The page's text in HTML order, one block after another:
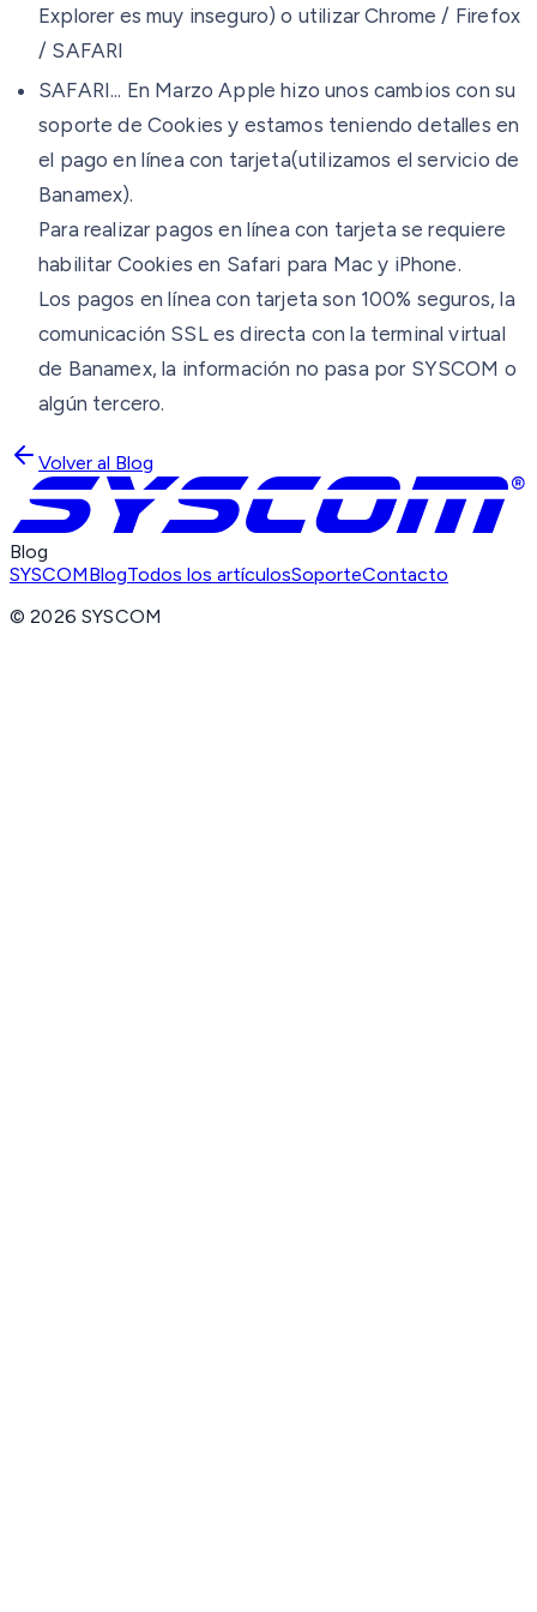
Explorer es muy inseguro) o utilizar Chrome / Firefox
/ SAFARI
SAFARI... En Marzo Apple hizo unos cambios con su
soporte de Cookies y estamos teniendo detalles en
el pago en línea con tarjeta(utilizamos el servicio de
Banamex).
Para realizar pagos en línea con tarjeta se requiere
habilitar Cookies en Safari para Mac y iPhone.
Los pagos en línea con tarjeta son 100% seguros, la
comunicación SSL es directa con la terminal virtual
de Banamex, la información no pasa por SYSCOM o
algún tercero.
Volver al Blog
Blog
SYSCOMBlogTodos los artículosSoporteContacto
©2026 SYSCOM